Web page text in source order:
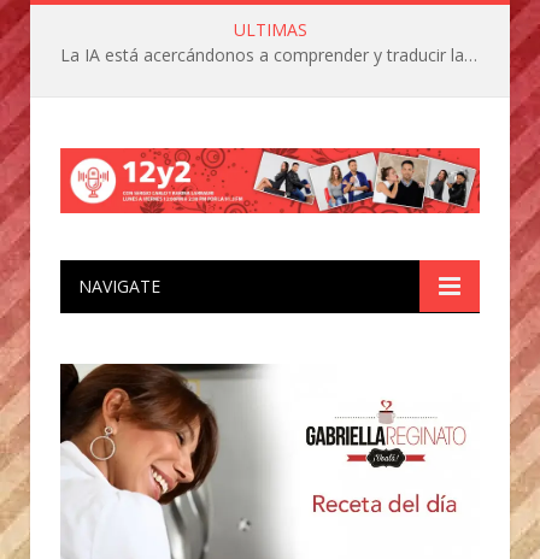
ULTIMAS
La IA está acercándonos a comprender y traducir las vocalizaciones y comportamientos de nuestras mascotas
NAVIGATE